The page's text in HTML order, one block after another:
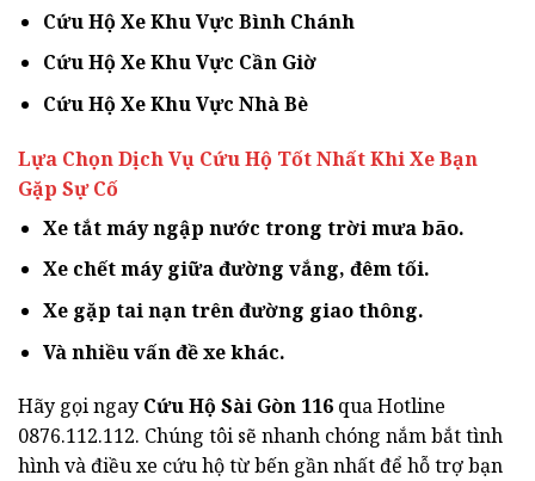
Cứu Hộ Xe Khu Vực Bình Chánh
Cứu Hộ Xe Khu Vực Cần Giờ
Cứu Hộ Xe Khu Vực Nhà Bè
Lựa Chọn Dịch Vụ Cứu Hộ Tốt Nhất Khi Xe Bạn
Gặp Sự Cố
Xe tắt máy ngập nước trong trời mưa bão.
Xe chết máy giữa đường vắng, đêm tối.
Xe gặp tai nạn trên đường giao thông.
Và nhiều vấn đề xe khác.
Hãy gọi ngay Cứu Hộ Sài Gòn 116 qua Hotline
0876.112.112. Chúng tôi sẽ nhanh chóng nắm bắt tình
hình và điều xe cứu hộ từ bến gần nhất để hỗ trợ bạn